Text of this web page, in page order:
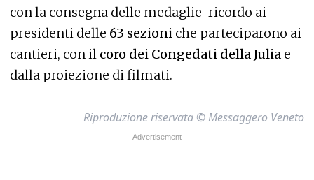
con la consegna delle medaglie-ricordo ai
presidenti delle 63 sezioni che parteciparono ai
cantieri, con il coro dei Congedati della Julia e
dalla proiezione di filmati.
Riproduzione riservata © Messaggero Veneto